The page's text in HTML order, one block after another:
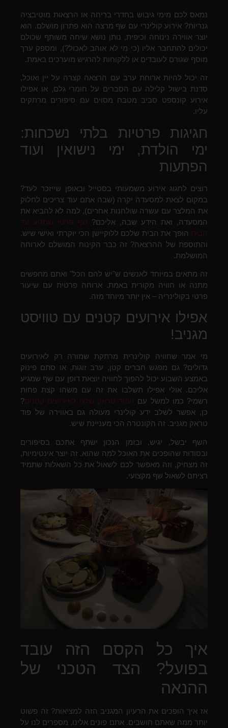
נמאס לכם מימי גיבוש בחדרי בריחה או הרצאות מוטיבציה
גנריות? אירוע קולינרי עם שף מרצה הוא פתרון מושלם. הוא
יוצר אווירה נינוחה וכיפית, נותן נושא שיחה משותף שכולם
יכולים להתחבר אליו (כי מי לא אוהב לאכול?), ומספק ערך
מוסף שגורם לעובדים או ללקוחות להרגיש מוערכים באמת.
זה יכול להיות ארוחת ערב עם הרצאה קצרה על יין ואוכל,
סדנת בישול קלילה עם הסברים על חומרי גלם, או אפילו
אירוע קונספט סביב מטבח מסוים עם סיפורים מרתקים
עליו.
חגיגות פרטיות בלתי נשכחות:
ימי הולדת, ימי נישואין ועוד
הפתעות
רוצים לחגוג אירוע משמעותי בסטייל ובאופן שייזכר לעד?
במקום לצאת למסעדה יקרה (שבה אתם עוד צריכים לחלוק
את המלצר עם עשרה שולחנות אחרים), למה לא להביא את
המסעדה, ואת הידע שבה, אליכם? שף פרטי שמגיע עד
הבית הופך את הבית שלכם ללוקיישן הכי יוקרתי ואישי שיש.
והתוספת של ההרצאה? זה כבר הקינוח המושלם לארוחה
המושלמת.
זה מתאים במיוחד לאנשים ש"יש להם הכל" ואתם מחפשים
מתנה או חוויה מקורית באמת. ארוחה פרטית עם שיעור
פרטי בקולינריה – אין יותר מיוחד מזה.
אפילו אירועים קטנים עם טוויסט
מגניב!
מי אמר שחוויה קולינרית מרתקת שמורה רק לאירועים
גדולים? גם מפגש חברים קטן, ערב זוגות, או סתם פינוק
באמצע השבוע יכול להפוך לחוויה יוצאת דופן עם שף שמגיע
אליכם. אולי אפילו תשלבו את זה עם משהו קצת פחות
רשמי? כמו למשל עם הפוד טראק שלנו לאירועים קטנים?
כן, אפשר לשלב ידע קולינרי מעולה גם באווירה של פוד
טראק מגניב. זה הקונטרה הכי מעניינת שיש.
השף יבשל, יגיש, ובזמן הנכון ישתף אתכם בסיפורים
ובסודות שהופכים את האוכל למה שהוא. זה יוצר אינטימיות,
זה מצחיק, וזה מאפשר לכם לשאול את כל השאלות שתמיד
רציתם לשאול שף מקצועי.
איך כל הקסם הזה עובד
בפועל? הצד הטכני של
ההנאה
אז איך הופכים את הרעיון המגניב הזה למציאות? זה פשוט
יותר ממה שאתם חושבים. אתם פונים אלינו, מספרים לנו על